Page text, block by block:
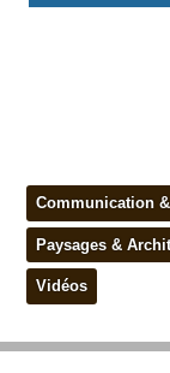
Communication
Paysages &
Vidéos